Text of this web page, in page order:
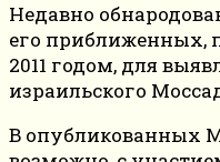
Недавно
его приближенных,
2011 годом, для
израильского
В опубликованных